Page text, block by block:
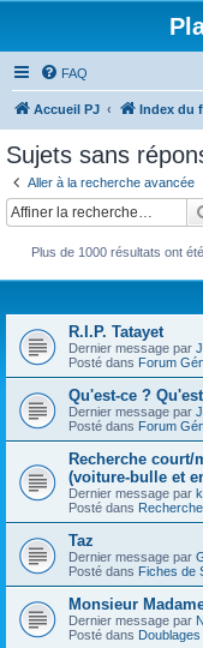
FAQ
Accueil PJ Index du
Sujets sans
Aller à la recherche avancée
Plus de 1000 résultats ont
R.I.P. Tatayet
Dernier message par
Posté dans Forum
Qu'est-ce ?
Dernier message par
Posté dans Forum
Recherche court/
(voiture-bulle et
Dernier message par
Posté dans
Taz
Dernier message par
Posté dans Fiches de
Monsieur
Dernier message par
Posté dans Doublages